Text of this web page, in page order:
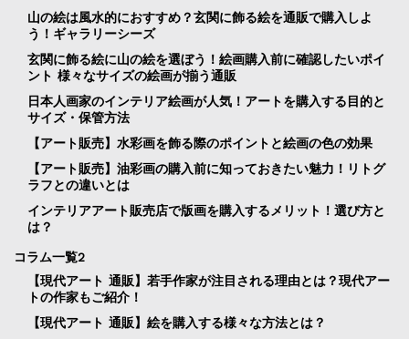
山の絵は風水的におすすめ？玄関に飾る絵を通販で購入しよ
う！ギャラリーシーズ
玄関に飾る絵に山の絵を選ぼう！絵画購入前に確認したいポイ
ント 様々なサイズの絵画が揃う通販
日本人画家のインテリア絵画が人気！アートを購入する目的と
サイズ・保管方法
【アート販売】水彩画を飾る際のポイントと絵画の色の効果
【アート販売】油彩画の購入前に知っておきたい魅力！リトグ
ラフとの違いとは
インテリアアート販売店で版画を購入するメリット！選び方と
は？
コラム一覧2
【現代アート 通販】若手作家が注目される理由とは？現代アー
トの作家もご紹介！
【現代アート 通販】絵を購入する様々な方法とは？